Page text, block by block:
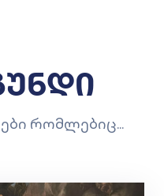
რომლებიც...